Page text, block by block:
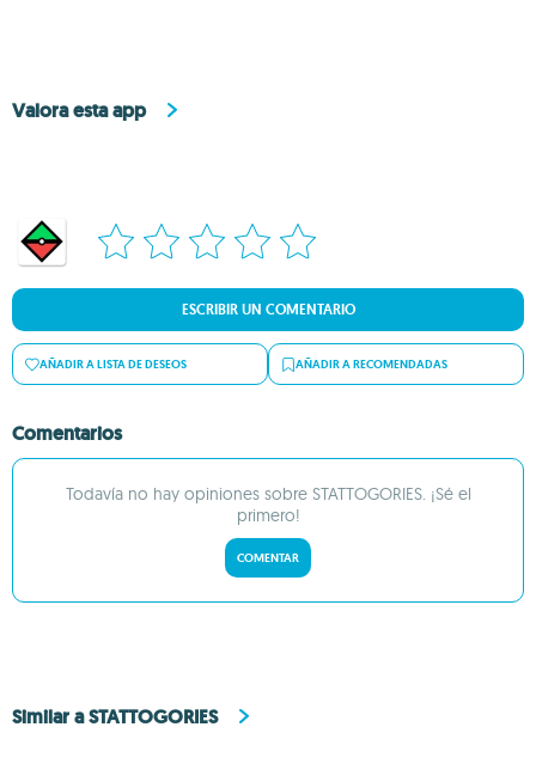
Valora esta app
ESCRIBIR UN COMENTARIO
AÑADIR A LISTA DE DESEOS AÑADIR A RECOMENDADAS
Comentarios
Todavía no hay opiniones sobre STATTOGORIES. ¡Sé el
primero!
COMENTAR
Similar a STATTOGORIES